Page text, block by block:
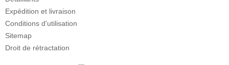
Expédition et livraison
Conditions d'utilisation
Sitemap
Droit de rétractation